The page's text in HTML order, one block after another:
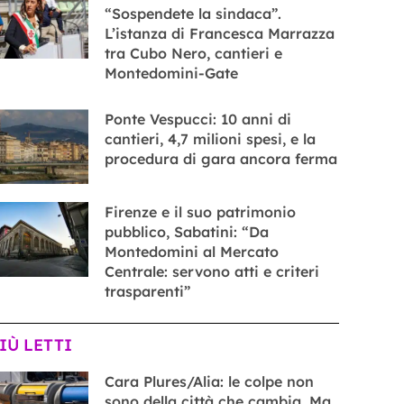
“Sospendete la sindaca”.
L’istanza di Francesca Marrazza
tra Cubo Nero, cantieri e
Montedomini-Gate
Ponte Vespucci: 10 anni di
cantieri, 4,7 milioni spesi, e la
procedura di gara ancora ferma
Firenze e il suo patrimonio
pubblico, Sabatini: “Da
Montedomini al Mercato
Centrale: servono atti e criteri
trasparenti”
LETTI
Cara Plures/Alia: le colpe non